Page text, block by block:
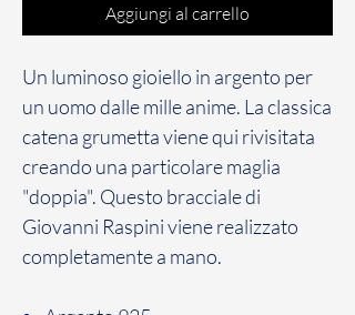
Aggiungi al carrello
Un luminoso gioiello in argento per
un uomo dalle mille anime. La classica
catena grumetta viene qui rivisitata
creando una particolare maglia
"doppia". Questo bracciale di
Giovanni Raspini viene realizzato
completamente a mano.